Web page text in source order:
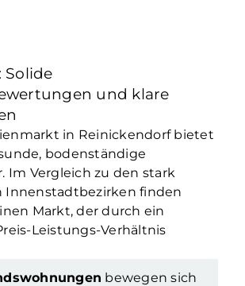
Solide
und klare
in Reinickendorf bietet
bodenständige
Im Vergleich zu den stark
Innenstadtbezirken finden
Markt, der durch ein
Leistungs-Verhältnis
bewegen sich